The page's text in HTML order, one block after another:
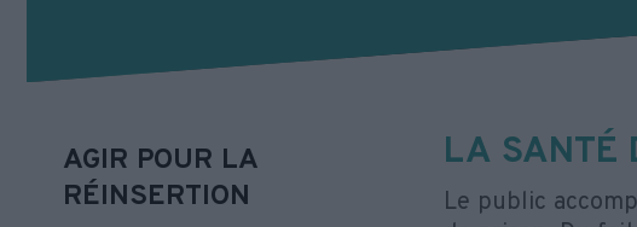
AGIR POUR LA
RÉINSERTION
LA SANTÉ
Le public